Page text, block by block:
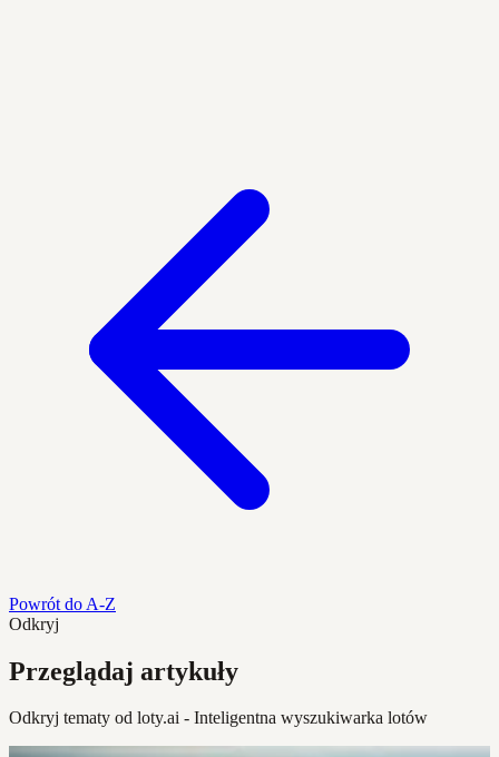
Powrót do A-Z
Odkryj
Przeglądaj artykuły
Odkryj tematy od loty.ai - Inteligentna wyszukiwarka lotów